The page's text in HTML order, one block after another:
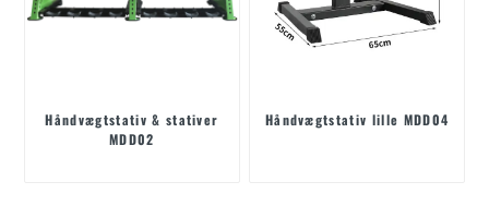
Håndvægtstativ & stativer
MDD02
Håndvægtstativ lille MDD04